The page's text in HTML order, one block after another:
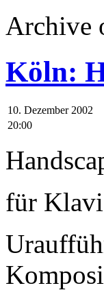
Archive
Köln:
10. Dezember 2002
20:00
für